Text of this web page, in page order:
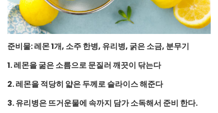
준비물: 레몬 1개, 소주 한병, 유리병, 굵은 소금, 분무기
1. 레몬을 굶은 소름으로 문질러 깨끗이 닦는다
2. 레몬을 적당히 얇은 두께로 슬라이스 해준다
3. 유리병은 뜨거운물에 속까지 담가 소독해서 준비 한다.